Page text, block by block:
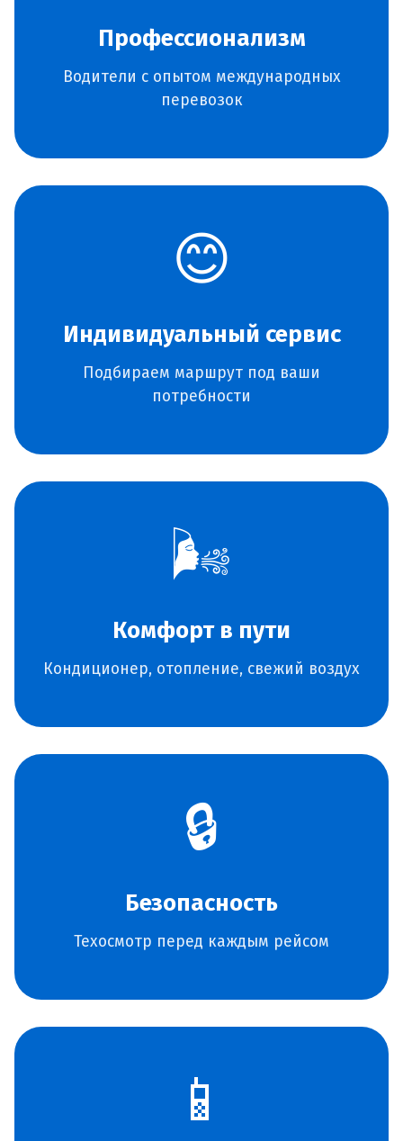
Профессионализм
Водители с опытом международных
перевозок
😊
Индивидуальный сервис
Подбираем маршрут под ваши
потребности
🌬️
Комфорт в пути
Кондиционер, отопление, свежий воздух
🔒
Безопасность
Техосмотр перед каждым рейсом
📱